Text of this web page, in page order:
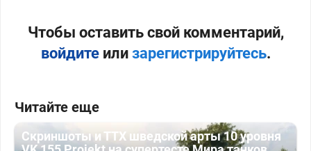
Чтобы оставить свой комментарий,
войдитеили зарегистрируйтесь.
Читайте еще
Скриншоты и ТТХ шведской арты 10 уровня